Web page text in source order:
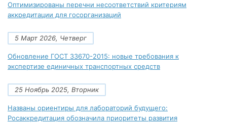
Оптимизированы перечни несоответствий критериям
аккредитации для госорганизаций
5 Март 2026, Четверг
Обновление ГОСТ 33670-2015: новые требования к
экспертизе единичных транспортных средств
25 Ноябрь 2025, Вторник
Названы ориентиры для лабораторий будущего:
Росаккредитация обозначила приоритеты развития